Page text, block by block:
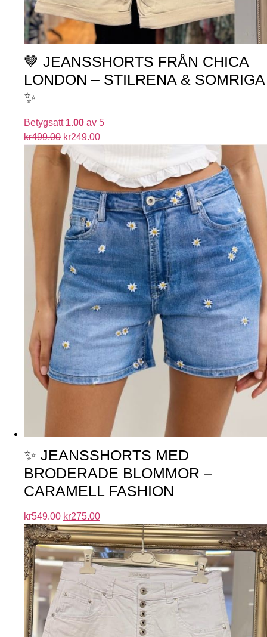
🤎 JEANSSHORTS FRÅN CHICA
LONDON – STILRENA & SOMRIGA
✨
Betygsatt 1.00 av 5
kr499.00 kr249.00
✨ JEANSSHORTS MED
BRODERADE BLOMMOR –
CARAMELL FASHION
kr549.00 kr275.00